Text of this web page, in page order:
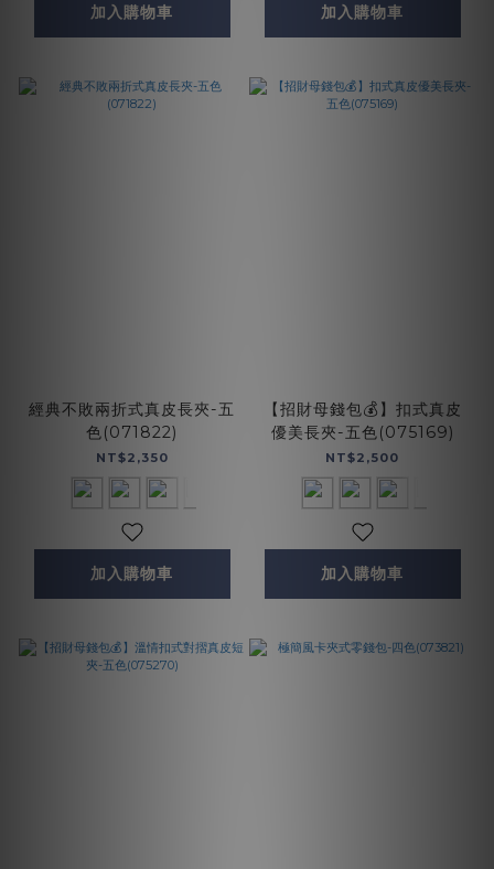
加入購物車 加入購物車
經典不敗兩折式真皮長夾-五
色(071822)
NT$2,350
加入購物車
【招財母錢包💰】扣式真皮
優美長夾-五色(075169)
NT$2,500
加入購物車